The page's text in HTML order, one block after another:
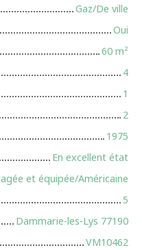
Gaz/De ville
Oui
60 m²
4
1
2
1975
En excellent état
et équipée/Américaine
5
Dammarie-les-Lys 77190
VM10462